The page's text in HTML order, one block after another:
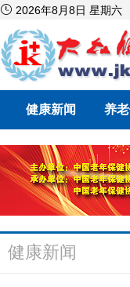
 2026年8月8日 星期六
健康新闻 养
健康新闻